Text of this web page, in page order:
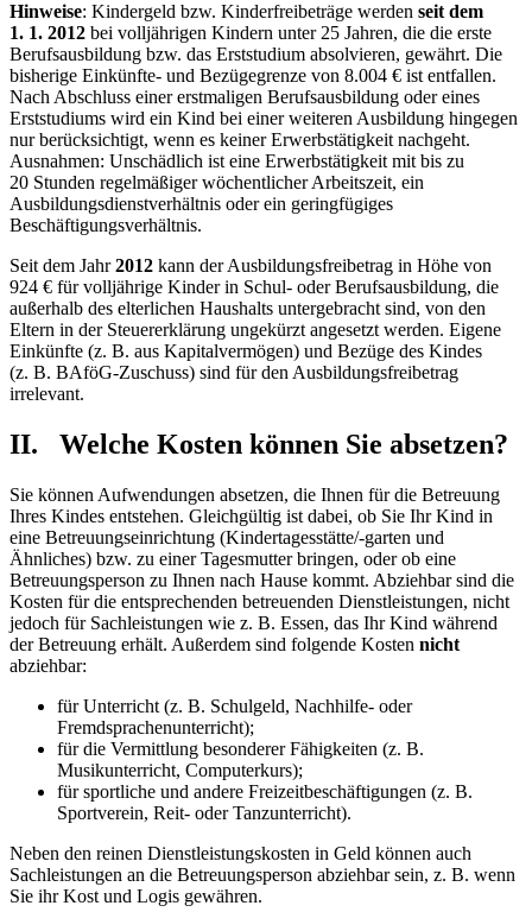
Hinweise: Kindergeld bzw. Kinderfreibeträge werden seit dem
1. 1. 2012 bei volljährigen Kindern unter 25 Jahren, die die erste
Berufsausbildung bzw. das Erststudium absolvieren, gewährt. Die
bisherige Einkünfte- und Bezügegrenze von 8.004 € ist entfallen.
Nach Abschluss einer erstmaligen Berufsausbildung oder eines
Erststudiums wird ein Kind bei einer weiteren Ausbildung hingegen
nur berücksichtigt, wenn es keiner Erwerbstätigkeit nachgeht.
Ausnahmen: Unschädlich ist eine Erwerbstätigkeit mit bis zu
20 Stunden regelmäßiger wöchentlicher Arbeitszeit, ein
Ausbildungsdienstverhältnis oder ein geringfügiges
Beschäftigungsverhältnis.
Seit dem Jahr2012 kann der Ausbildungsfreibetrag in Höhe von
924 € für volljährige Kinder in Schul- oder Berufs­ausbildung, die
außerhalb des elterlichen Haushalts unter­gebracht sind, von den
Eltern in der Steuererklärung ungekürzt angesetzt werden. Eigene
Einkünfte (z. B. aus Kapitalvermögen) und Bezüge des Kindes
(z. B. BAföG-Zuschuss) sind für den Ausbildungsfreibetrag
irrelevant.
II. Welche Kosten können Sie absetzen?
Sie können Aufwendungen absetzen, die Ihnen für die Betreuung
Ihres Kindes entstehen. Gleichgültig ist dabei, ob Sie Ihr Kind in
eine Betreuungseinrichtung (Kindertagesstätte/-garten und
Ähnliches) bzw. zu einer Tagesmutter bringen, oder ob eine
Betreuungsperson zu Ihnen nach Hause kommt. Abziehbar sind die
Kosten für die entsprechenden betreuenden Dienstleistungen, nicht
jedoch für Sachleistungen wie z. B. Essen, das Ihr Kind während
der Betreuung erhält. Außerdem sind folgende Kosten nicht
abziehbar:
für Unterricht (z. B. Schulgeld, Nachhilfe- oder
Fremdsprachenunterricht);
für die Vermittlung besonderer Fähigkeiten (z. B.
Musikunterricht, Computerkurs);
für sportliche und andere Freizeitbeschäftigungen (z. B.
Sportverein, Reit- oder Tanzunterricht).
Neben den reinen Dienstleistungskosten in Geld können auch
Sachleistungen an die Betreuungsperson abziehbar sein, z. B. wenn
Sie ihr Kost und Logis gewähren.